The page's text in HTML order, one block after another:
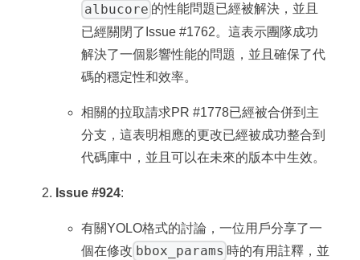
albucore 的性能問題已經被解決，並且
已經關閉了Issue #1762。這表示團隊成功
解決了一個影響性能的問題，並且確保了代
碼的穩定性和效率。
相關的拉取請求PR #1778已經被合併到主
分支，這表明相應的更改已經被成功整合到
代碼庫中，並且可以在未來的版本中生效。
Issue #924:
有關YOLO格式的討論，一位用戶分享了一
個在修改 bbox_params 時的有用註釋，並